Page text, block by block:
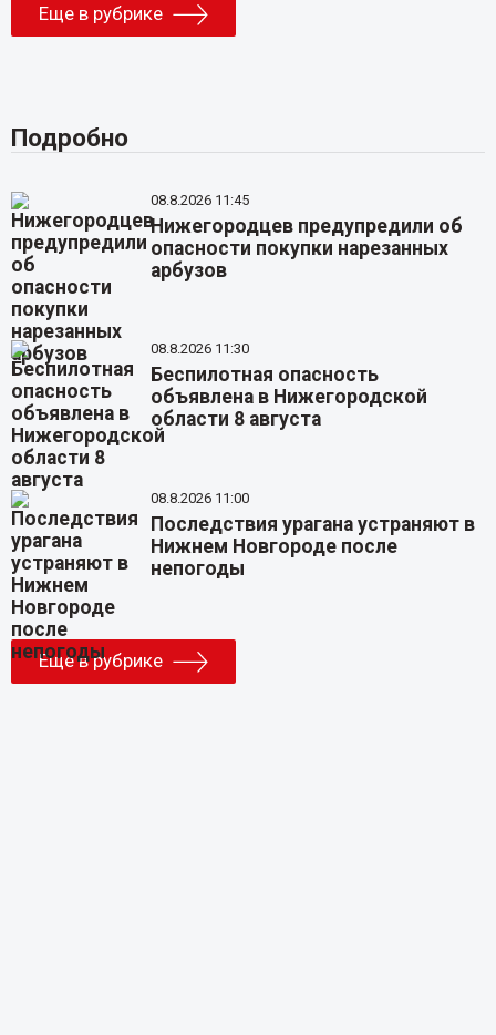
Еще в рубрике
Подробно
08.8.2026 11:45
Нижегородцев предупредили об
опасности покупки нарезанных
арбузов
08.8.2026 11:30
Беспилотная опасность
объявлена в Нижегородской
области 8 августа
08.8.2026 11:00
Последствия урагана устраняют в
Нижнем Новгороде после
непогоды
Еще в рубрике